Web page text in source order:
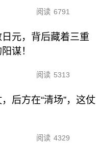
阅读 6791
元，背后藏着三重
谋！
阅读 5313
后方在“清场”，这仗
阅读 4329